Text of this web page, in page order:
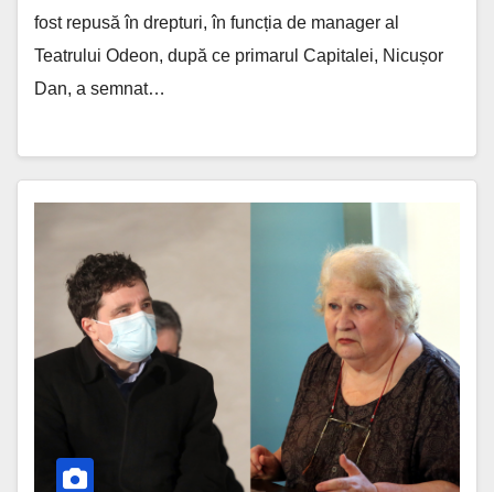
fost repusă în drepturi, în funcția de manager al
Teatrului Odeon, după ce primarul Capitalei, Nicușor
Dan, a semnat…